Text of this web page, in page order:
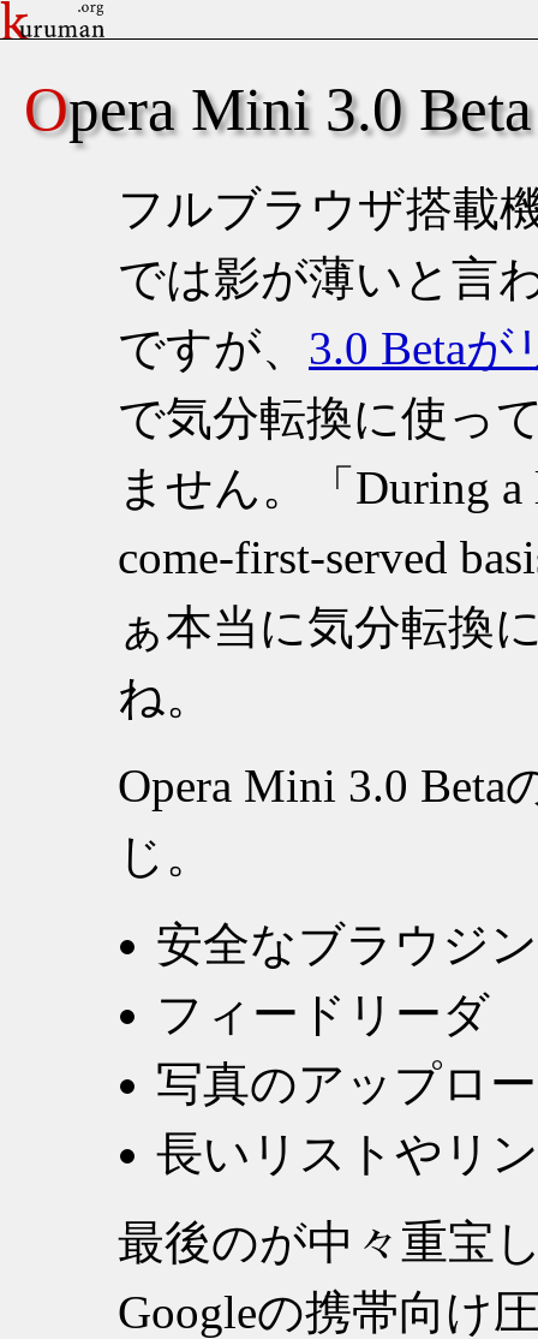
Opera Mini 3.0 Beta
フルブラウザ搭載
では影が薄いと言
ですが、 3.0 Beta
で気分転換に使っ
ません。
During a
come-first-served
ぁ本当に気分転換
ね。
Opera Mini 3.0
じ。
安全なブラウジ
フィードリーダ
写真のアップロ
長いリストやリ
最後のが中々重宝
Googleの携帯向け